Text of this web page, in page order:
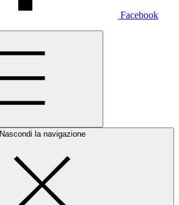
Facebook
Nascondi la navigazione